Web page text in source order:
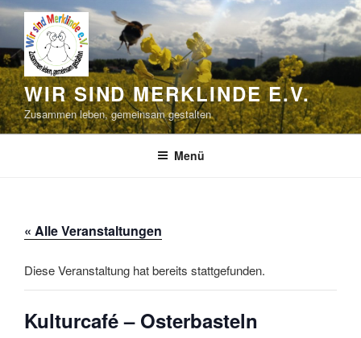
Zum
Inhalt
springen
WIR SIND MERKLINDE E.V.
Zusammen leben, gemeinsam gestalten
Menü
« Alle Veranstaltungen
Diese Veranstaltung hat bereits stattgefunden.
Kulturcafé – Osterbasteln